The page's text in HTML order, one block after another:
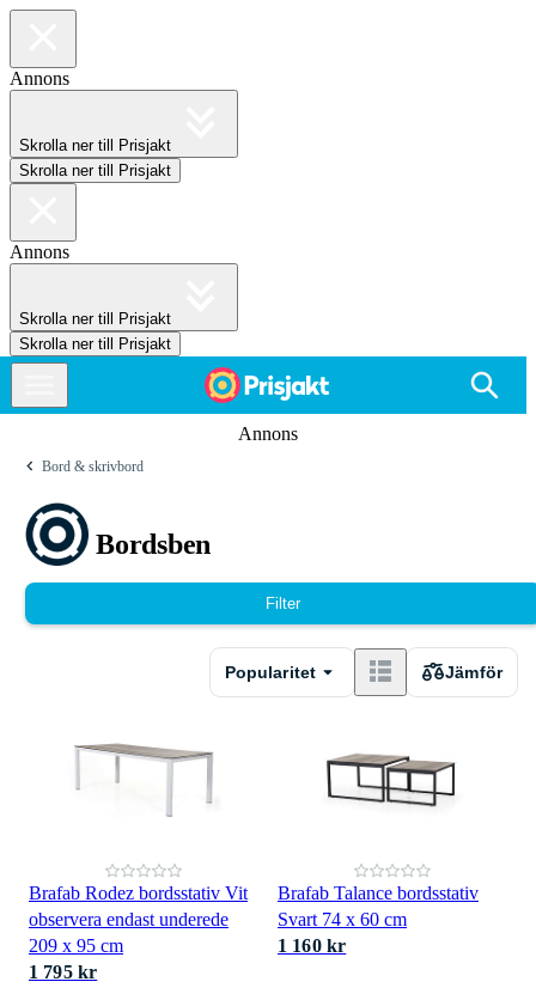
Annons
Skrolla ner till Prisjakt
Skrolla ner till Prisjakt
Annons
Skrolla ner till Prisjakt
Skrolla ner till Prisjakt
Annons
Bord & skrivbord
Bordsben
Filter
Popularitet Jämför
Brafab Rodez bordsstativ Vit
observera endast underede
209 x 95 cm
1 795 kr
Brafab Talance bordsstativ
Svart 74 x 60 cm
1 160 kr